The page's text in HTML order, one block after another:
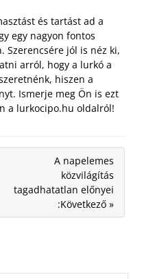
és tartást ad a
egy nagyon fontos
Szerencsére jól is néz ki,
arról, hogy a lurkó a
hiszen a
Ismerje meg Ön is ezt
a lurkocipo.hu oldalról!
A napelemes
közvilágítás
tagadhatatlan előnyei
:Következő »